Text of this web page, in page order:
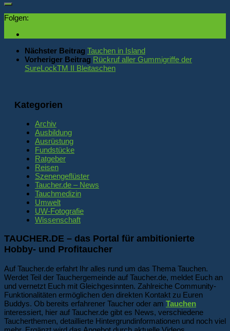
Folgen:
Nächster Beitrag Tauchen in Island
Vorheriger Beitrag Rückruf aller Gummigriffe der
SureLockTM II Bleitaschen
Kategorien
Archiv
Ausbildung
Ausrüstung
Fundstücke
Ratgeber
Reisen
Szenengeflüster
Taucher.de – News
Tauchmedizin
Umwelt
UW-Fotografie
Wissenschaft
TAUCHER.DE – das Portal für ambitionierte
Hobby- und Profitaucher
Auf Taucher.de erfahrt Ihr alles rund um das Thema Tauchen.
Werdet Teil der Tauchergemeinde auf Taucher.de, meldet Euch an
und vernetzt Euch mit Gleichgesinnten. Zahlreiche Community-
Funktionalitäten ermöglichen den direkten Kontakt zu Euren
Buddys. Ob bereits erfahrener Taucher oder am Tauchen
interessiert, hier auf Taucher.de gibt es News, verschiedene
Taucherthemen, detaillierte Hintergrundinformationen und noch viel